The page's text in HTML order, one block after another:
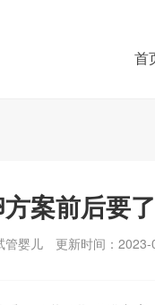
首
案前后要
管婴儿 更新时间：2023-